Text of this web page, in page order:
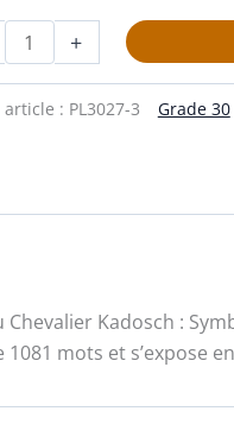
+
article : PL3027-3 Grade 30
Chevalier Kadosch :
mots et s’expose